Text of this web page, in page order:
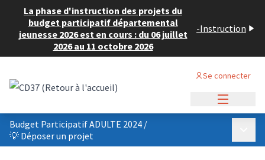
La phase d'instruction des projets du
budget participatif départemental
jeunesse 2026 est en cours : du 06 juillet
2026 au 11 octobre 2026
-Instruction
Se connecter
Budget Participatif ADULTE 2024 /
💡 Déposer un projet